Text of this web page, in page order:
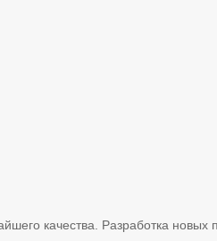
качества. Разработка новых